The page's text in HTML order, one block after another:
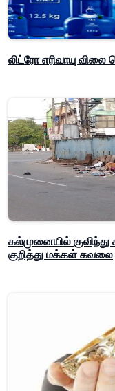
லிட்ரோ எரிவாயு விலை
கல்முனையில் குவிந்து
குறித்து மக்கள் கவலை